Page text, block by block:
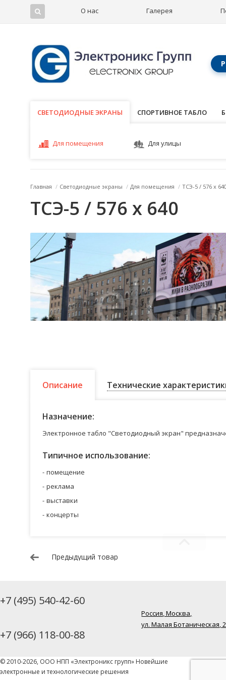
О нас Галерея
СВЕТОДИОДНЫЕ ЭКРАНЫ
СВЕТОДИОДНЫЕ ЭКРАНЫ СПОРТИВНОЕ ТАБЛО
Для помещения Для улицы
Главная / Светодиодные экраны / Для помещения / ТСЭ-5 / 576 x
ТСЭ-5 / 576 x 640
Описание Технические
Назначение:
Электронное табло "Светодиодный экран"
Типичное использование:
помещение
реклама
выставки
концерты
Предыдущий товар
+7 (495) 540-42-60
+7 (966) 118-00-88
Россия, Москва,
ул. Малая Ботаническая,
© 2010-2026, ООО НПП «Электроникс групп» Новейшие
электронные и технологические решения